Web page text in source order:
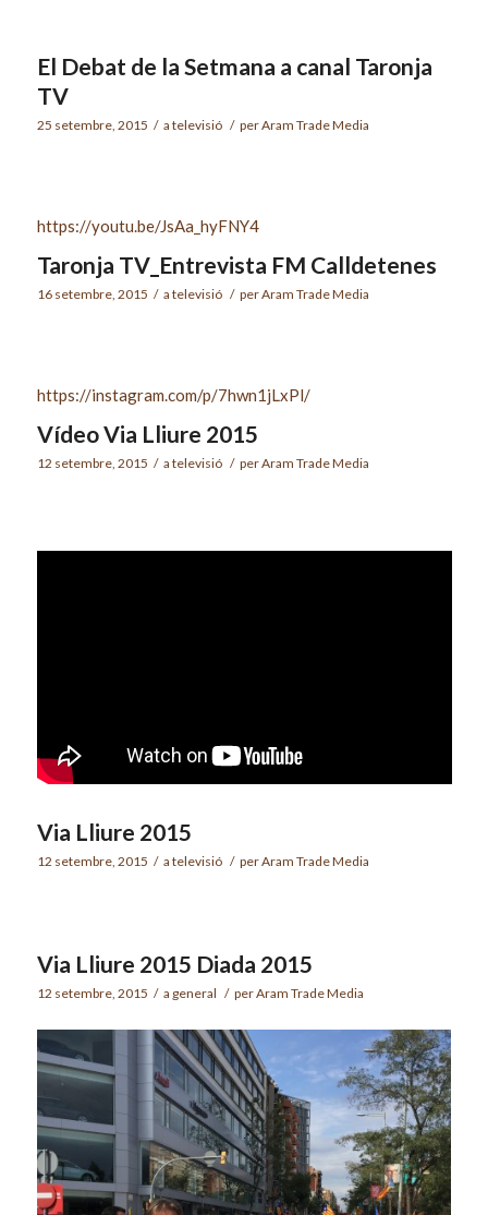
El Debat de la Setmana a canal Taronja
TV
25 setembre, 2015 / a televisió / perAram Trade Media
https://youtu.be/JsAa_hyFNY4
Taronja TV_Entrevista FM Calldetenes
16 setembre, 2015 / a televisió / perAram Trade Media
https://instagram.com/p/7hwn1jLxPl/
Vídeo Via Lliure 2015
12 setembre, 2015 / a televisió / perAram Trade Media
Via Lliure 2015
12 setembre, 2015 / a televisió / perAram Trade Media
Via Lliure 2015 Diada 2015
12 setembre, 2015 / a general / perAram Trade Media